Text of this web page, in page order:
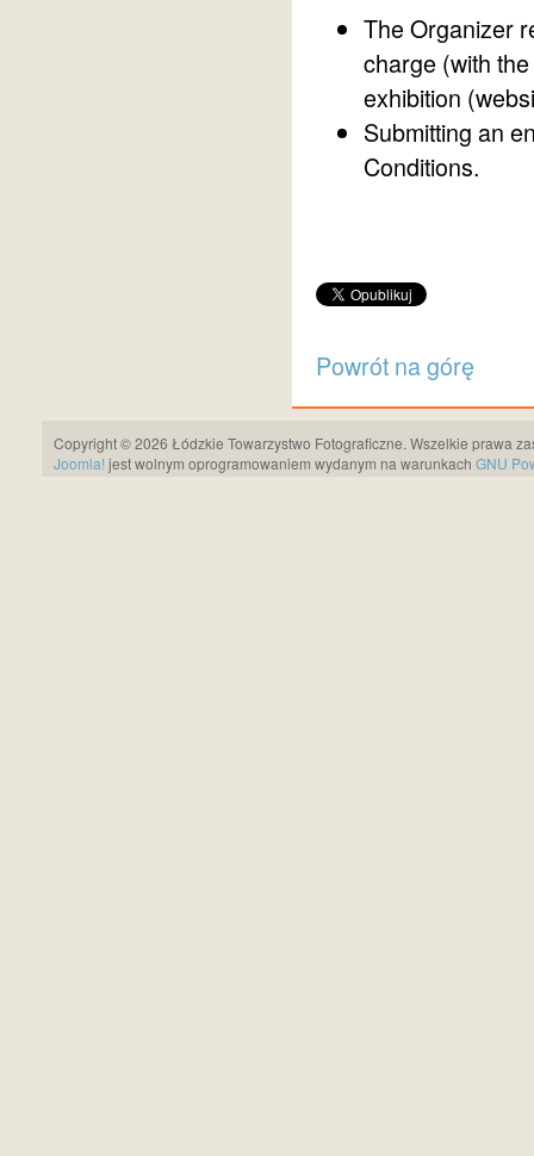
The Organizer
charge (with
exhibition
Submitting an
Conditions.
Powrót na górę
Copyright © 2026 Łódzkie Towarzystwo Fotograficzne. Wszelkie prawa
Joomla! jest wolnym oprogramowaniem wydanym na warunkach GNU